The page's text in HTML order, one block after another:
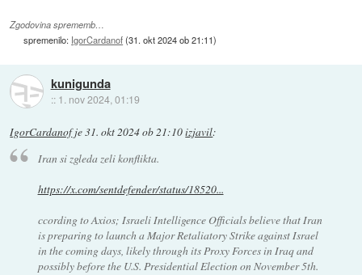
Zgodovina sprememb…
spremenilo: IgorCardanof(31. okt 2024 ob 21:11)
kunigunda
:: 1. nov 2024, 01:19
IgorCardanofje31. okt 2024 ob 21:10izjavil:
Iran si zgleda zeli konflikta.
https://x.com/sentdefender/status/18520...
ccording to Axios; Israeli Intelligence Officials believe that Iran
is preparing to launch a Major Retaliatory Strike against Israel
in the coming days, likely through its Proxy Forces in Iraq and
possibly before the U.S. Presidential Election on November 5th.